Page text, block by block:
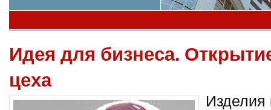
Идея для бизнеса.
цеха
Изделия